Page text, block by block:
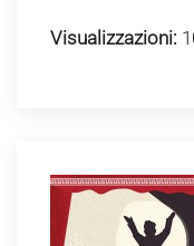
Visualizzazioni: